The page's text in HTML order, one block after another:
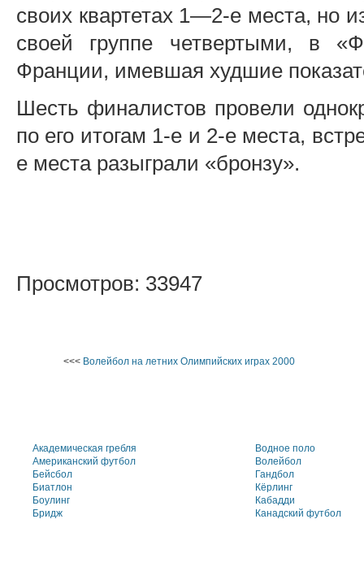
своих квартетах 1—2-е места, но
своей группе четвертыми, в
Франции, имевшая худшие
Шесть финалистов провели
по его итогам 1-е и 2-е места,
е места разыграли «бронзу».
Просмотров: 33947
<<< Волейбол на летних Олимпийских играх 2000
Академическая гребля
Американский футбол
Бейсбол
Биатлон
Боулинг
Бридж
Водное поло
Волейбол
Гандбол
Кёрлинг
Кабадди
Канадский футбол